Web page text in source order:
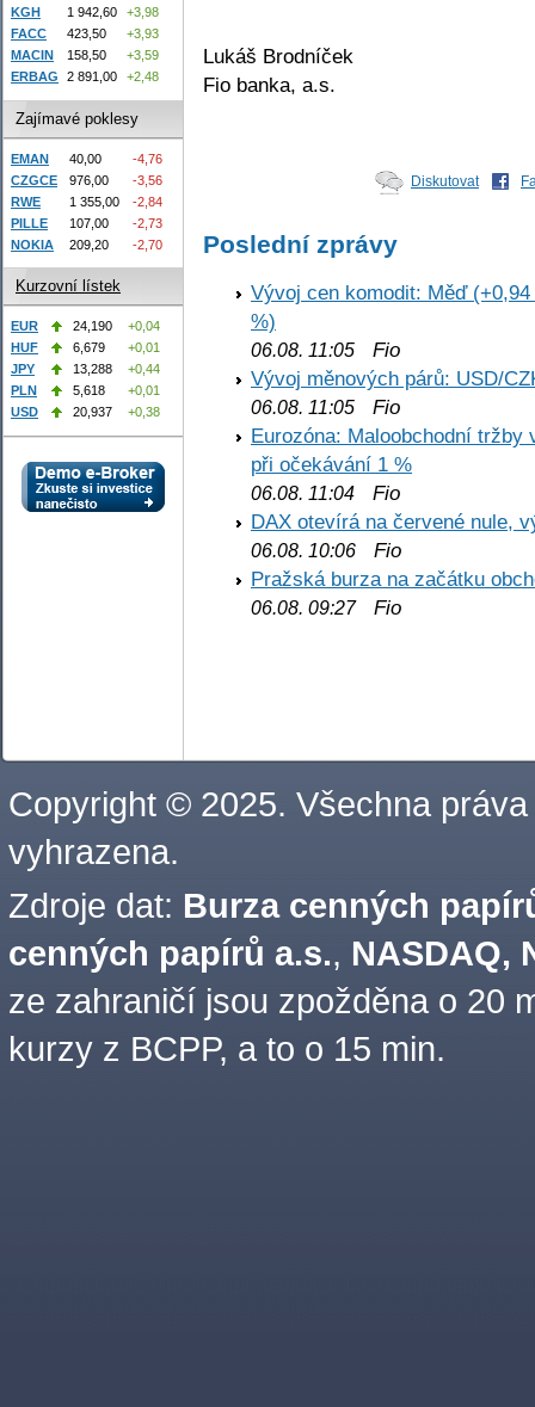
Lukáš Brodníček
Fio banka, a.s.
Diskutovat
Poslední zprávy
Vývoj cen komodit: Měď
%)
06.08. 11:05 Fio
Vývoj měnových párů: USD/
06.08. 11:05 Fio
Eurozóna: Maloobchodní
při očekávání 1 %
06.08. 11:04 Fio
DAX otevírá na červené nule,
06.08. 10:06 Fio
Pražská burza na začátku
06.08. 09:27Fio
KGH
1 942,60
+3,98
FACC
423,50
+3,93
MACIN
158,50
+3,59
ERBAG
2 891,00 +2,48
Zajímavé poklesy
EMAN 40,00
-4,76
CZGCE
976,00
-3,56
RWE
1 355,00
-2,84
PILLE
107,00
-2,73
NOKIA
209,20 -2,70
Kurzovní lístek
EUR 24,190
+0,04
HUF
6,679
+0,01
JPY
13,288
+0,44
PLN
5,618
+0,01
USD
20,937 +0,38
Copyright © 2025. Všechna práva
vyhrazena.
Zdroje dat: Burza cenných
cenných papírů a.s., NASDAQ,
ze zahraničí jsou zpožděna o 20
kurzy z BCPP, a to o 15 min.